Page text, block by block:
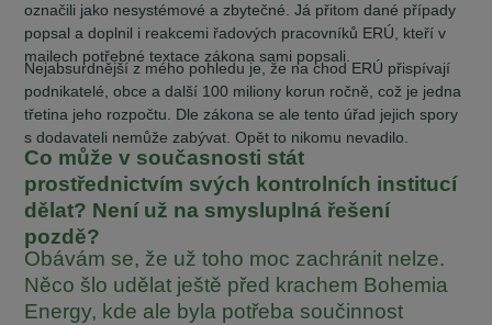
označili jako nesystémové a zbytečné. Já přitom dané případy
popsal a doplnil i reakcemi řadových pracovníků ERÚ, kteří v
mailech potřebné textace zákona sami popsali.
Nejabsurdnější z mého pohledu je, že na chod ERÚ přispívají
podnikatelé, obce a další 100 miliony korun ročně, což je jedna
třetina jeho rozpočtu. Dle zákona se ale tento úřad jejich spory
s dodavateli nemůže zabývat. Opět to nikomu nevadilo.
Co může v současnosti stát
prostřednictvím svých kontrolních institucí
dělat? Není už na smysluplná řešení
pozdě?
Obávám se, že už toho moc zachránit nelze.
Něco šlo udělat ještě před krachem Bohemia
Energy, kde ale byla potřeba součinnost